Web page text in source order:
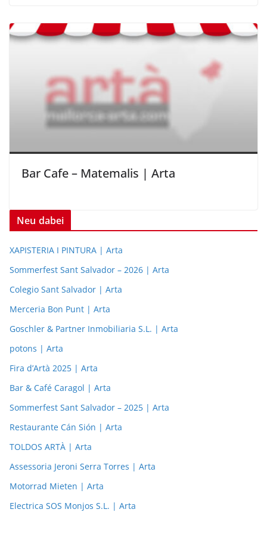
Bar Cafe – Matemalis | Arta
Neu dabei
XAPISTERIA I PINTURA | Arta
Sommerfest Sant Salvador – 2026 | Arta
Colegio Sant Salvador | Arta
Merceria Bon Punt | Arta
Goschler & Partner Inmobiliaria S.L. | Arta
potons | Arta
Fira d’Artà 2025 | Arta
Bar & Café Caragol | Arta
Sommerfest Sant Salvador – 2025 | Arta
Restaurante Cán Sión | Arta
TOLDOS ARTÀ | Arta
Assessoria Jeroni Serra Torres | Arta
Motorrad Mieten | Arta
Electrica SOS Monjos S.L. | Arta